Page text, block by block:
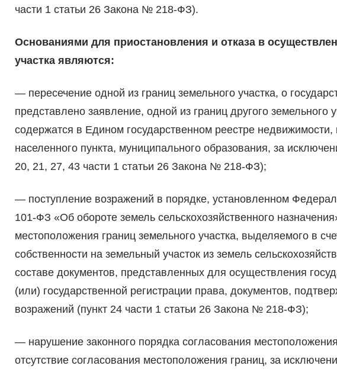
части 1 статьи 26 Закона № 218-ФЗ).
Основаниями для приостановления и отказа в
участка являются:
— пересечение одной из границ земельного участка, о
представлено заявление, одной из границ другого земельного
содержатся в Едином государственном реестре
населенного пункта, муниципального образования, за
20, 21, 27, 43 части 1 статьи 26 Закона № 218-ФЗ);
— поступление возражений в порядке, установленном
101-ФЗ «Об обороте земель сельскохозяйственного
местоположения границ земельного участка, выделяемого в
собственности на земельный участок из земель
составе документов, представленных для осуществления
(или) государственной регистрации права, документов,
возражений (пункт 24 части 1 статьи 26 Закона № 218-ФЗ);
— нарушение законного порядка согласования
отсутствие согласования местоположения границ, за